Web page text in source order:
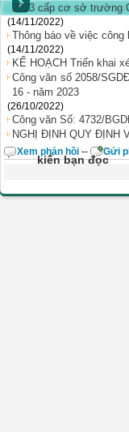
2023 cấp cơ sở trường
(14/11/2022)
Thông báo về việc
(14/11/2022)
KẾ HOẠCH Triển khai
Công văn số 2058/
16 - năm 2023
(26/10/2022)
Công văn Số: 4732/
NGHỊ ĐỊNH QUY ĐỊNH
kiến bạn đọc
Xem phản hồi -- Gửi